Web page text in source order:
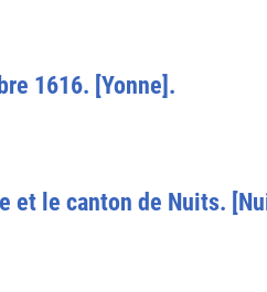
1616. [Yonne].
et le canton de Nuits.